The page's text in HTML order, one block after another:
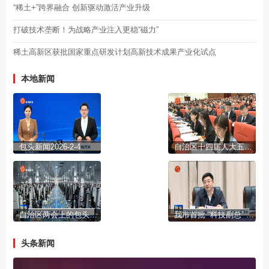
“稀土+”跨界融合 创新驱动激活产业升级
打破技术垄断！为战略产业注入更稳“磁力”
稀土高新区获批国家重点研发计划高新技术成果产业化试点
本地新闻
包头新闻2026-2-4 自治区十四届人大五次会议开幕
自治区两会上的包头声音 我市首批 “科技副总” “产业教授”进行成果展示
头条新闻